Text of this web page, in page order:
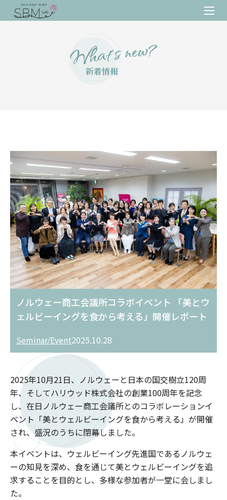
What’s new?
新着情報
ノルウェー商工会議所コラボイベント 「美とウ
ェルビーイングを食から考える」開催レポート
Seminar/Event2025.10.28
2025年10月21日、ノルウェーと日本の国交樹立120周
年、そしてハリウッド株式会社の創業100周年を記念
し、在日ノルウェー商工会議所とのコラボレーションイ
ベント「美とウェルビーイングを食から考える」が開催
され、盛況のうちに閉幕しました。
本イベントは、ウェルビーイング先進国であるノルウェ
ーの知見を深め、食を通じて美とウェルビーイングを追
求することを目的とし、多様な参加者が一堂に会しまし
た。